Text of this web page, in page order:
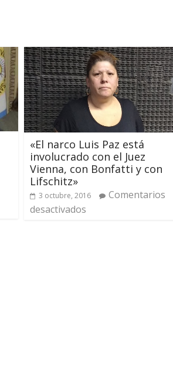
«El narco Luis Paz está
involucrado con el Juez
Vienna, con Bonfatti y con
Lifschitz»
3 octubre, 2016
Comentarios
desactivados